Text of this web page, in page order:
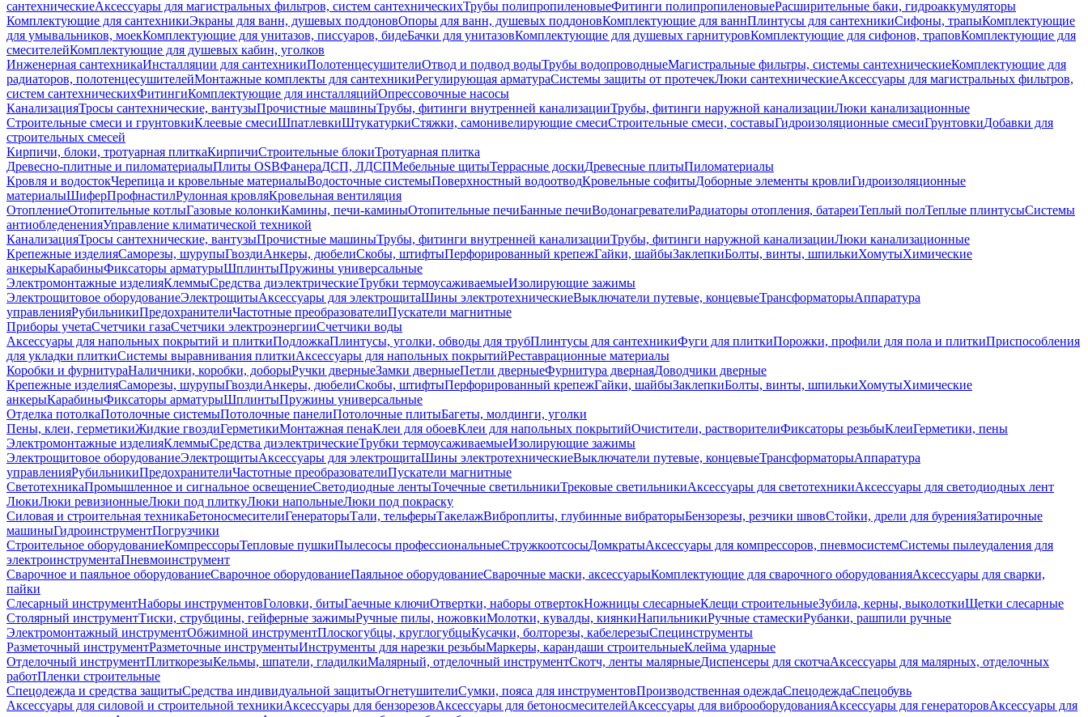
сантехническиеАксессуары для магистральных фильтров, систем сантехническихТрубы полипропиленовыеФитинги полипропиленовыеРасширительные баки, гидроаккумуляторы
Комплектующие для сантехникиЭкраны для ванн, душевых поддоновОпоры для ванн, душевых поддоновКомплектующие для ваннПлинтусы для сантехникиСифоны, трапыКомплектующие
для умывальников, моекКомплектующие для унитазов, писсуаров, бидеБачки для унитазовКомплектующие для душевых гарнитуровКомплектующие для сифонов, траповКомплектующие для
смесителейКомплектующие для душевых кабин, уголков
Инженерная сантехникаИнсталляции для сантехникиПолотенцесушителиОтвод и подвод водыТрубы водопроводныеМагистральные фильтры, системы сантехническиеКомплектующие для
радиаторов, полотенцесушителейМонтажные комплекты для сантехникиРегулирующая арматураСистемы защиты от протечекЛюки сантехническиеАксессуары для магистральных фильтров,
систем сантехническихФитингиКомплектующие для инсталляцийОпрессовочные насосы
КанализацияТросы сантехнические, вантузыПрочистные машиныТрубы, фитинги внутренней канализацииТрубы, фитинги наружной канализацииЛюки канализационные
Строительные смеси и грунтовкиКлеевые смесиШпатлевкиШтукатуркиСтяжки, самонивелирующие смесиСтроительные смеси, составыГидроизоляционные смесиГрунтовкиДобавки для
строительных смесей
Кирпичи, блоки, тротуарная плиткаКирпичиСтроительные блокиТротуарная плитка
Древесно-плитные и пиломатериалыПлиты OSBФанераДСП, ЛДСПМебельные щитыТеррасные доскиДревесные плитыПиломатериалы
Кровля и водостокЧерепица и кровельные материалыВодосточные системыПоверхностный водоотводКровельные софитыДоборные элементы кровлиГидроизоляционные
материалыШиферПрофнастилРулонная кровляКровельная вентиляция
ОтоплениеОтопительные котлыГазовые колонкиКамины, печи-каминыОтопительные печиБанные печиВодонагревателиРадиаторы отопления, батареиТеплый полТеплые плинтусыСистемы
антиобледененияУправление климатической техникой
КанализацияТросы сантехнические, вантузыПрочистные машиныТрубы, фитинги внутренней канализацииТрубы, фитинги наружной канализацииЛюки канализационные
Крепежные изделияСаморезы, шурупыГвоздиАнкеры, дюбелиСкобы, штифтыПерфорированный крепежГайки, шайбыЗаклепкиБолты, винты, шпилькиХомутыХимические
анкерыКарабиныФиксаторы арматурыШплинтыПружины универсальные
Электромонтажные изделияКлеммыСредства диэлектрическиеТрубки термоусаживаемыеИзолирующие зажимы
Электрощитовое оборудованиеЭлектрощитыАксессуары для электрощитаШины электротехническиеВыключатели путевые, концевыеТрансформаторыАппаратура
управленияРубильникиПредохранителиЧастотные преобразователиПускатели магнитные
Приборы учетаСчетчики газаСчетчики электроэнергииСчетчики воды
Аксессуары для напольных покрытий и плиткиПодложкаПлинтусы, уголки, обводы для трубПлинтусы для сантехникиФуги для плиткиПорожки, профили для пола и плиткиПриспособления
для укладки плиткиСистемы выравнивания плиткиАксессуары для напольных покрытийРеставрационные материалы
Коробки и фурнитураНаличники, коробки, доборыРучки дверныеЗамки дверныеПетли дверныеФурнитура двернаяДоводчики дверные
Крепежные изделияСаморезы, шурупыГвоздиАнкеры, дюбелиСкобы, штифтыПерфорированный крепежГайки, шайбыЗаклепкиБолты, винты, шпилькиХомутыХимические
анкерыКарабиныФиксаторы арматурыШплинтыПружины универсальные
Отделка потолкаПотолочные системыПотолочные панелиПотолочные плитыБагеты, молдинги, уголки
Пены, клеи, герметикиЖидкие гвоздиГерметикиМонтажная пенаКлеи для обоевКлеи для напольных покрытийОчистители, растворителиФиксаторы резьбыКлеиГерметики, пены
Электромонтажные изделияКлеммыСредства диэлектрическиеТрубки термоусаживаемыеИзолирующие зажимы
Электрощитовое оборудованиеЭлектрощитыАксессуары для электрощитаШины электротехническиеВыключатели путевые, концевыеТрансформаторыАппаратура
управленияРубильникиПредохранителиЧастотные преобразователиПускатели магнитные
СветотехникаПромышленное и сигнальное освещениеСветодиодные лентыТочечные светильникиТрековые светильникиАксессуары для светотехникиАксессуары для светодиодных лент
ЛюкиЛюки ревизионныеЛюки под плиткуЛюки напольныеЛюки под покраску
Силовая и строительная техникаБетоносмесителиГенераторыТали, тельферыТакелажВиброплиты, глубинные вибраторыБензорезы, резчики швовСтойки, дрели для буренияЗатирочные
машиныГидроинструментПогрузчики
Строительное оборудованиеКомпрессорыТепловые пушкиПылесосы профессиональныеСтружкоотсосыДомкратыАксессуары для компрессоров, пневмосистемСистемы пылеудаления для
электроинструментаПневмоинструмент
Сварочное и паяльное оборудованиеСварочное оборудованиеПаяльное оборудованиеСварочные маски, аксессуарыКомплектующие для сварочного оборудованияАксессуары для сварки,
пайки
Слесарный инструментНаборы инструментовГоловки, битыГаечные ключиОтвертки, наборы отвертокНожницы слесарныеКлещи строительныеЗубила, керны, выколоткиЩетки слесарные
Столярный инструментТиски, струбцины, гейферные зажимыРучные пилы, ножовкиМолотки, кувалды, киянкиНапильникиРучные стамескиРубанки, рашпили ручные
Электромонтажный инструментОбжимной инструментПлоскогубцы, круглогубцыКусачки, болторезы, кабелерезыСпецинструменты
Разметочный инструментРазметочные инструментыИнструменты для нарезки резьбыМаркеры, карандаши строительныеКлейма ударные
Отделочный инструментПлиткорезыКельмы, шпатели, гладилкиМалярный, отделочный инструментСкотч, ленты малярныеДиспенсеры для скотчаАксессуары для малярных, отделочных
работПленки строительные
Спецодежда и средства защитыСредства индивидуальной защитыОгнетушителиСумки, пояса для инструментовПроизводственная одеждаСпецодеждаСпецобувь
Аксессуары для силовой и строительной техникиАксессуары для бензорезовАксессуары для бетоносмесителейАксессуары для виброоборудованияАксессуары для генераторовАксессуары для